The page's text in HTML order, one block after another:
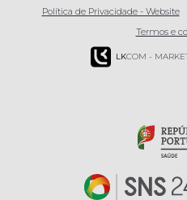
Política de Privacidade - Website
Termos e
LKCOM -